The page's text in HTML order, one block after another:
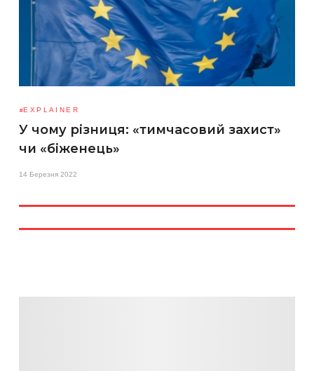
EXPLAINER
У чому різниця: «тимчасовий захист»
чи «біженець»
14 Березня 2022